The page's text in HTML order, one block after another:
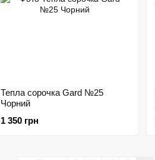
Тепла сорочка Gard №25
Чорний
1 350 грн